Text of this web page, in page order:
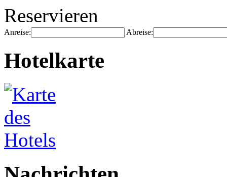
Reservieren
Anreise: Abreise:
Hotelkarte